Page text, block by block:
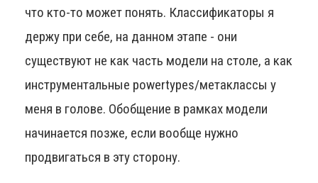
что кто-то может понять. Классификаторы я
держу при себе, на данном этапе - они
существуют не как часть модели на столе, а как
инструментальные powertypes/метаклассы у
меня в голове. Обобщение в рамках модели
начинается позже, если вообще нужно
продвигаться в эту сторону.